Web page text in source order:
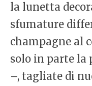
la lunetta
sfumature
champagne al
solo in parte la
–, tagliate di